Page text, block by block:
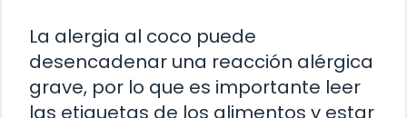
La alergia al coco puede
desencadenar una reacción alérgica
grave, por lo que es importante leer
las etiquetas de los alimentos y estar